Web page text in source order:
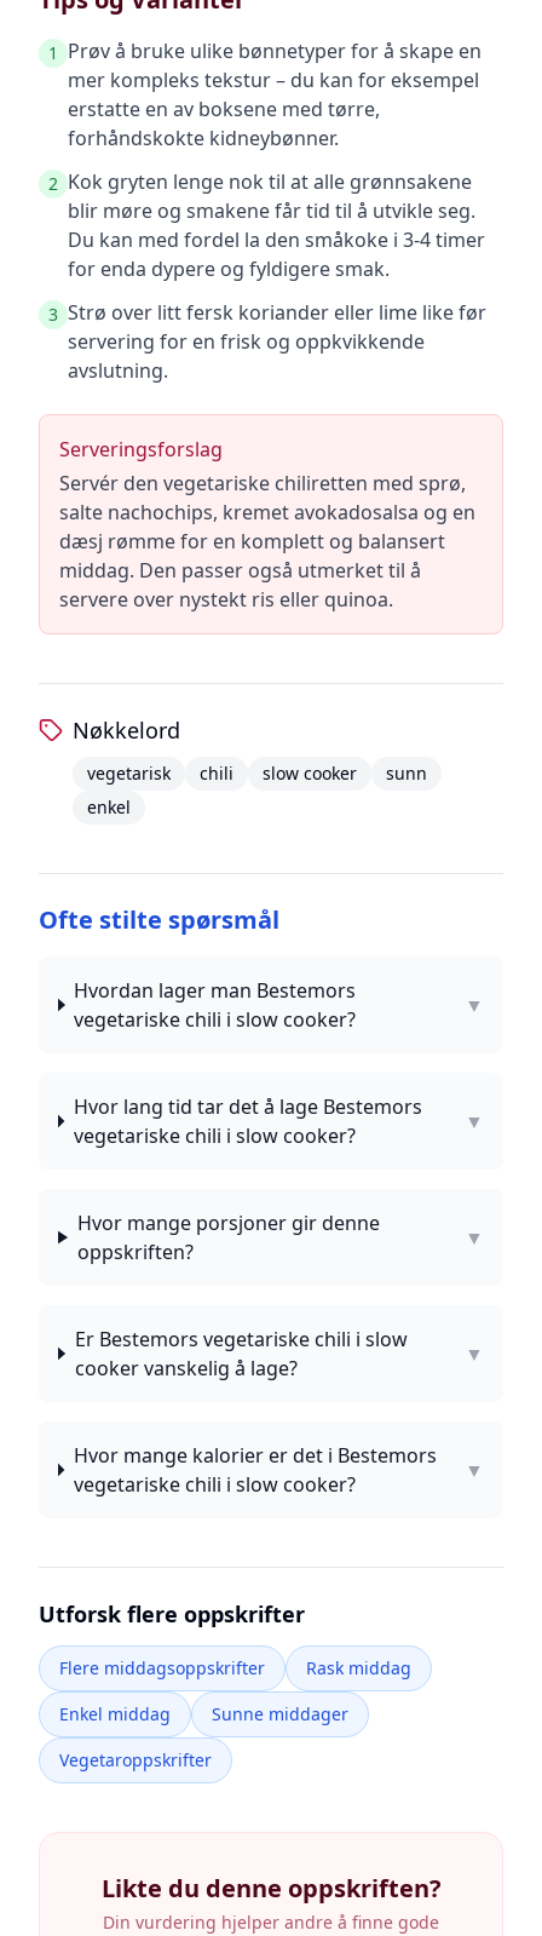
1
Prøv å bruke ulike bønnetyper for å skape en
mer kompleks tekstur – du kan for eksempel
erstatte en av boksene med tørre,
forhåndskokte kidneybønner.
2 Kok gryten lenge nok til at alle grønnsakene
blir møre og smakene får tid til å utvikle seg.
Du kan med fordel la den småkoke i 3-4 timer
for enda dypere og fyldigere smak.
3 Strø over litt fersk koriander eller lime like før
servering for en frisk og oppkvikkende
avslutning.
Serveringsforslag
Servér den vegetariske chiliretten med sprø,
salte nachochips, kremet avokadosalsa og en
dæsj rømme for en komplett og balansert
middag. Den passer også utmerket til å
servere over nystekt ris eller quinoa.
Nøkkelord
vegetarisk chili slow cooker
sunn
enkel
Ofte stilte spørsmål
Hvordan lager man Bestemors
vegetariske chili i slow cooker?
▼
Hvor lang tid tar det å lage Bestemors
vegetariske chili i slow cooker?
▼
Hvor mange porsjoner gir denne
oppskriften?
▼
Er Bestemors vegetariske chili i slow
cooker vanskelig å lage?
▼
Hvor mange kalorier er det i Bestemors
vegetariske chili i slow cooker?
▼
Utforsk flere oppskrifter
Flere middagsoppskrifter
Rask middag
Enkel middag
Sunne middager
Vegetaroppskrifter
Likte du denne oppskriften?
Din vurdering hjelper andre å finne gode